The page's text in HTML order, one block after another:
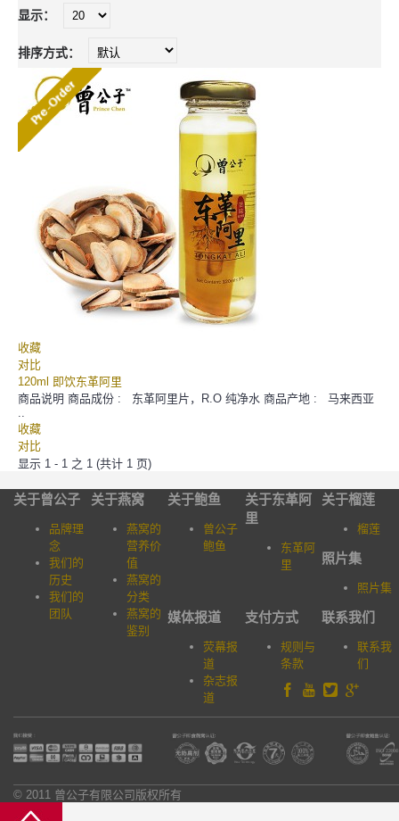
显示：
排序方式：
收藏
对比
120ml 即饮东革阿里
商品说明 商品成份 : 东革阿里片，R.O 纯净水 商品产地 : 马来西亚
..
收藏
对比
显示 1 - 1 之 1 (共计 1 页)
关于曾公子
品牌理
念
我们的
历史
我们的
团队
关于燕窝
燕窝的
营养价
值
燕窝的
分类
燕窝的
鉴别
关于鲍鱼
曾公子
鲍鱼
关于东革阿
里
东革阿
里
关于榴莲
榴莲
照片集
照片集
媒体报道
荧幕报
道
杂志报
道
支付方式
规则与
条款
联系我们
联系我
们
© 2011 曾公子有限公司版权所有